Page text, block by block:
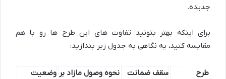
جدیده.
برای اینکه بهتر بتونید تفاوت های این طرح ها رو با هم
مقایسه کنید، یه نگاهی به جدول زیر بندازید:
طرح
سقف ضمانت
نحوه وصول مازاد بر وضعیت